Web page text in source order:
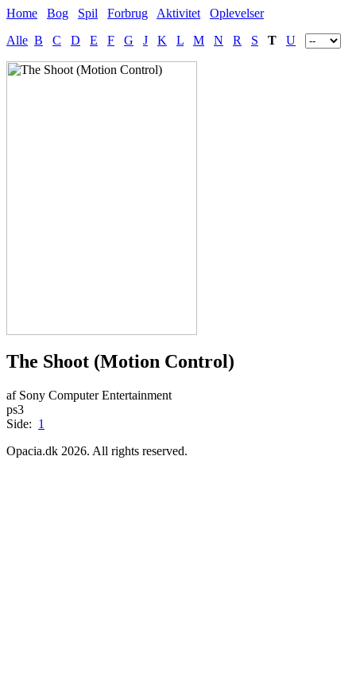
Home Bog Spil Forbrug Aktivitet
Oplevelser
Alle B C D E F G J K L M N R S T U
The Shoot (Motion Control)
af Sony Computer Entertainment
ps3
Side: 1
Opacia.dk 2026. All rights reserved.